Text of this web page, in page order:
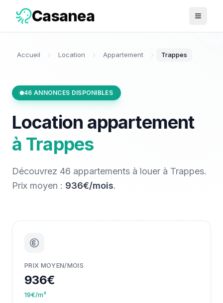
Casanea Ouvrir
Accueil Location Appartement Trappes
46 ANNONCES DISPONIBLES
Location appartement
à Trappes
Découvrez 46 appartements à louer à Trappes.
Prix moyen : 936€/mois.
PRIX MOYEN/MOIS
936€
19€/m²